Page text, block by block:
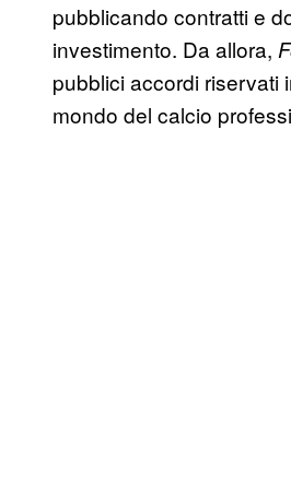
pubblicando contratti e
investimento. Da allora,
pubblici accordi riservati
mondo del calcio